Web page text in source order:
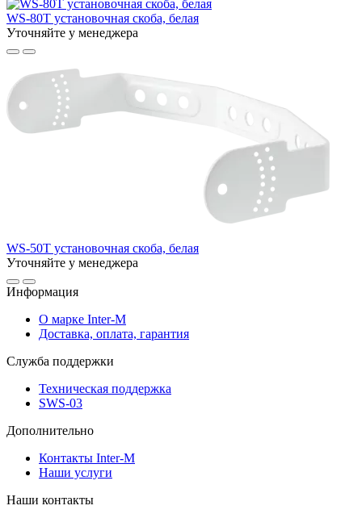
WS-80T установочная скоба, белая
Уточняйте у менеджера
WS-50T установочная скоба, белая
Уточняйте у менеджера
Информация
О марке Inter-M
Доставка, оплата, гарантия
Служба поддержки
Техническая поддержка
SWS-03
Дополнительно
Контакты Inter-M
Наши услуги
Наши контакты